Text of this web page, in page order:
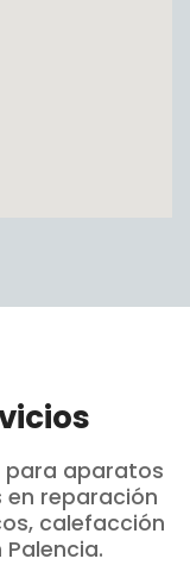
para aparatos
en reparación
calefacción